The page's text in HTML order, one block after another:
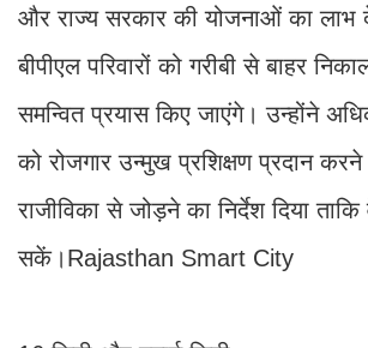
और राज्य सरकार की योजनाओं का लाभ
बीपीएल परिवारों को गरीबी से बाहर
समन्वित प्रयास किए जाएंगे। उन्होंने
को रोजगार उन्मुख प्रशिक्षण प्रदान
राजीविका से जोड़ने का निर्देश दिया
सकें।Rajasthan Smart City